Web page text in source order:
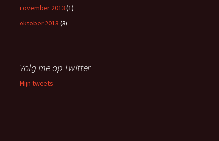
november 2013 (1)
oktober 2013 (3)
Volg me op Twitter
Mijn tweets